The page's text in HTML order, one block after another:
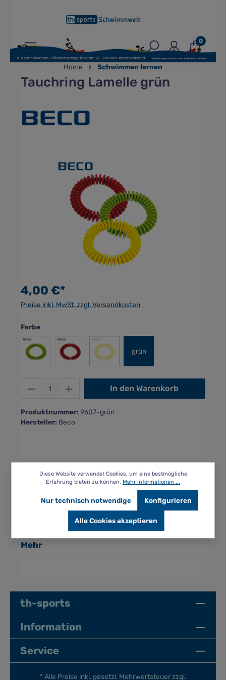
0
Home Schwimmen lernen
Tauchring Lamelle grün
Bildergalerie überspringen
4,00 €*
Preise inkl. MwSt. zzgl. Versandkosten
Farbeauswählen
hellgrün rot gelb
(Diese Option ist zurzeit nicht verfügbar.)
grün
Produkt Anzahl: Gib den gewünschten
In den Warenkorb
Produktnummer: 9607-grün
Hersteller: Beco
Eignet sich für das Tauchtraining, macht
Spaß Gute Griffigkeit langlebig aus
Kunststoff gute Sichtbar durch auffallende…
Mehr
th-sports
Information
Service
* Alle Preise inkl. gesetzl. Mehrwertsteuer zzgl.
Diese Website verwendet Cookies, um eine bestmögliche
Erfahrung bieten zu können. Mehr Informationen ...
Nur technisch notwendige Konfigurieren
Alle Cookies akzeptieren